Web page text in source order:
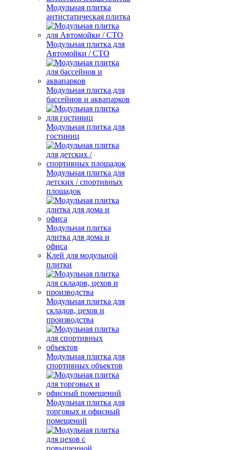
Модульная плитка
антистатическая плитка
Модульная плитка для
Автомойки / СТО
Модульная плитка для
бассейнов и аквапарков
Модульная плитка для
гостиниц
Модульная плитка для
детских / спортивных
площадок
Модульная плитка
длитка для дома и
офиса
Клей для модульной
плитки
Модульная плитка для
складов, цехов и
производства
Модульная плитка для
спортивных объектов
Модульная плитка для
торговых и офисный
помещений